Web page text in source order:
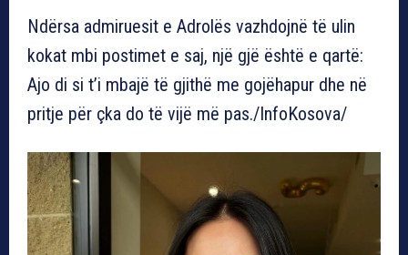
Ndërsa admiruesit e Adrolës vazhdojnë të ulin
kokat mbi postimet e saj, një gjë është e qartë:
Ajo di si t’i mbajë të gjithë me gojëhapur dhe në
pritje për çka do të vijë më pas./InfoKosova/